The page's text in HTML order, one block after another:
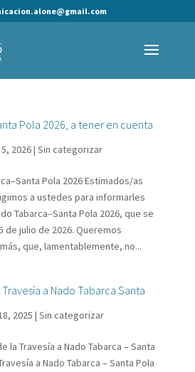
Pola 2026, a tener en cuenta
2026| Sin categorizar
Pola 2026 Estimados/as
a ustedes para informarles
Tabarca–Santa Pola 2026, que se
de julio de 2026. Queremos
que, lamentablemente, no...
a Nado Tabarca Santa
2025 | Sin categorizar
la Travesía a Nado Tabarca – Santa
a Nado Tabarca – Santa Pola